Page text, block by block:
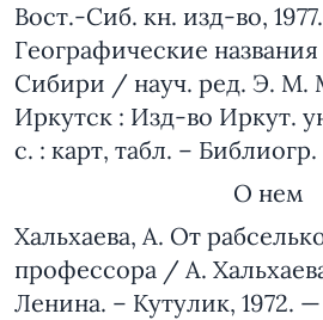
Вост.-Сиб. кн. изд-во,
Географические
Сибири / науч. ред. Э. М.
Иркутск : Изд-во Иркут.
с. : карт, табл. – Библиогр.
О нем
Хальхаева, А. От
профессора / А.
Ленина. – Кутулик, 1972.